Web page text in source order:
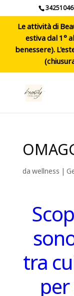
Le attività di
estiva dal 1°
benessere).
dawellness |
tra